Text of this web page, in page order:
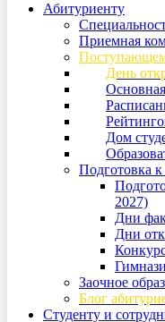
Абитуриенту
Приемная
День
Дом
Подготовка
2027)
Дни
Дни
Заочное
Блог
Студенту и